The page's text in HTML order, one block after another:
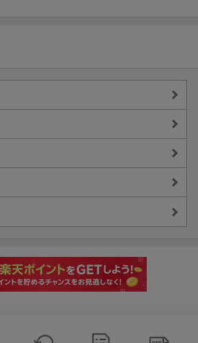
より
ノ
ー〜ありのままで〜 / 松 たか子
ノ